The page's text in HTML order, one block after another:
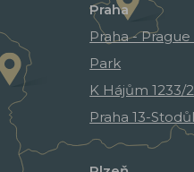
Praha
Praha -
Park
K Hájům 1233/
Praha 13-